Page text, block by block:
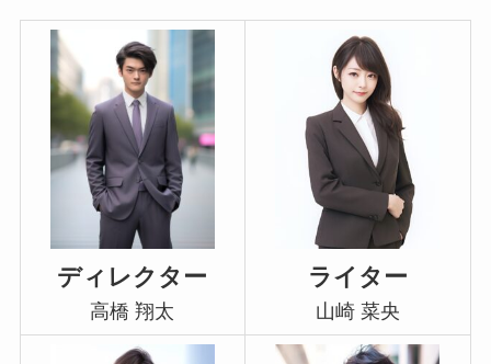
ディレクター
高橋 翔太
ライター
山崎 菜央